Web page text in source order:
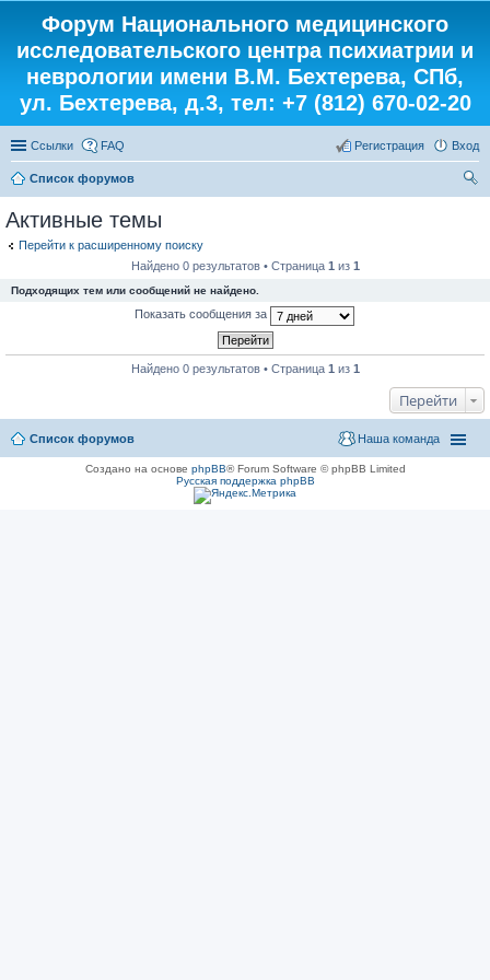
Форум Национального медицинского
исследовательского центра психиатрии и
неврологии имени В.М. Бехтерева, СПб,
ул. Бехтерева, д.3, тел: +7 (812) 670-02-20
Ссылки FAQ Вход
Регистрация
Список форумов
Активные темы
Перейти к расширенному поиску
Найдено 0 результатов • Страница 1 из 1
Подходящих тем или сообщений не найдено.
Показать сообщения за
Найдено 0 результатов • Страница 1 из 1
Перейти
Список форумов Наша команда
Создано на основе phpBB® Forum Software © phpBB Limited
Русская поддержка phpBB